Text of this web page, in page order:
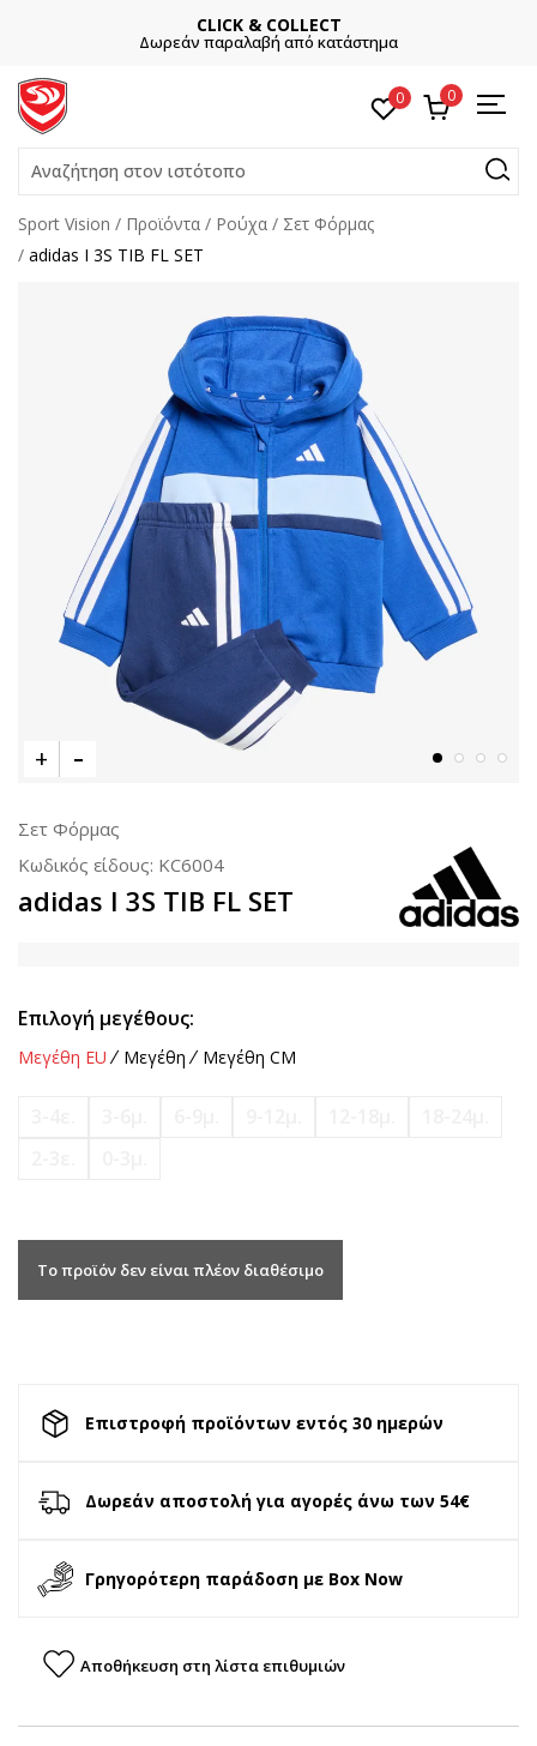
CLICK & COLLECT
Δωρεάν παραλαβή από κατάστημα
0 0
Αναζήτηση στον ιστότοπο
Sport Vision Προϊόντα Ρούχα
Σετ Φόρμας
adidas I 3S TIB FL SET
Σετ Φόρμας
Κωδικός είδους: KC6004
adidas I 3S TIB FL SET
Επιλογή μεγέθους:
Μεγέθη EU Μεγέθη Μεγέθη CM
Το προϊόν δεν είναι πλέον διαθέσιμο
Επιστροφή προϊόντων εντός 30 ημερών
Δωρεάν αποστολή για αγορές άνω των 54€
Γρηγορότερη παράδοση με Box Now
Αποθήκευση στη λίστα επιθυμιών